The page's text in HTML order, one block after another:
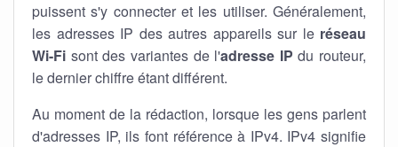
puissent s'y connecter et les utiliser. Généralement,
les adresses IP des autres appareils sur le réseau
Wi-Fi sont des variantes de l'adresse IP du routeur,
le dernier chiffre étant différent.
Au moment de la rédaction, lorsque les gens parlent
d'adresses IP, ils font référence à IPv4. IPv4 signifie